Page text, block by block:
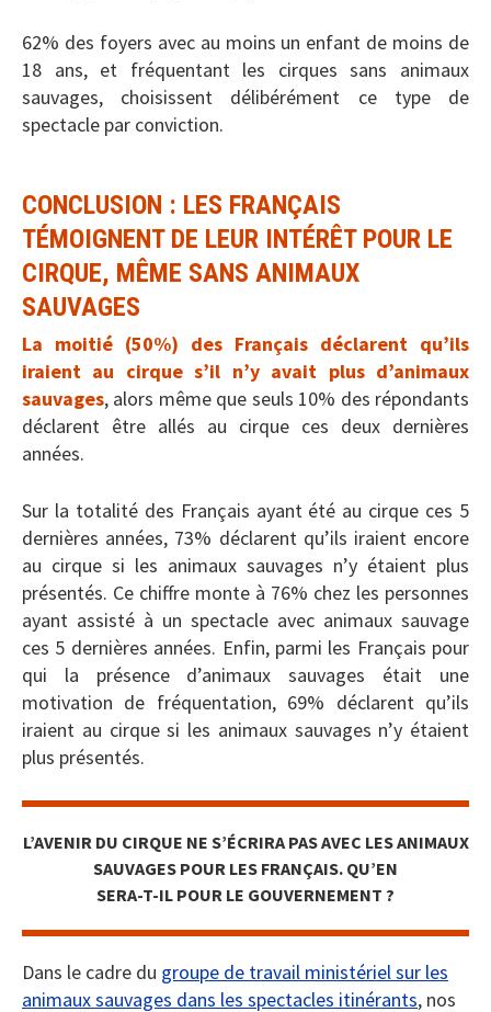
62% des foyers avec au moins un enfant de moins de
18 ans, et fréquentant les cirques sans animaux
sauvages, choisissent délibérément ce type de
spectacle par conviction.
CONCLUSION : LES FRANÇAIS
TÉMOIGNENT DE LEUR INTÉRÊT POUR LE
CIRQUE, MÊME SANS ANIMAUX
SAUVAGES
La moitié (50%) des Français déclarent qu’ils
iraient au cirque s’il n’y avait plus d’animaux
sauvages, alors même que seuls 10% des répondants
déclarent être allés au cirque ces deux dernières
années.
Sur la totalité des Français ayant été au cirque ces 5
dernières années, 73% déclarent qu’ils iraient encore
au cirque si les animaux sauvages n’y étaient plus
présentés. Ce chiffre monte à 76% chez les personnes
ayant assisté à un spectacle avec animaux sauvage
ces 5 dernières années. Enfin, parmi les Français pour
qui la présence d’animaux sauvages était une
motivation de fréquentation, 69% déclarent qu’ils
iraient au cirque si les animaux sauvages n’y étaient
plus présentés.
L’AVENIR DU CIRQUE NE S’ÉCRIRA PAS AVEC LES ANIMAUX
SAUVAGES POUR LES FRANÇAIS. QU’EN
SERA-T-IL POUR LE GOUVERNEMENT ?
Dans le cadre du groupe de travail ministériel sur les
animaux sauvages dans les spectacles itinérants, nos